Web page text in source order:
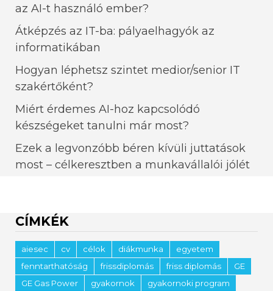
az AI-t használó ember?
Átképzés az IT-ba: pályaelhagyók az
informatikában
Hogyan léphetsz szintet medior/senior IT
szakértőként?
Miért érdemes AI-hoz kapcsolódó
készségeket tanulni már most?
Ezek a legvonzóbb béren kívüli juttatások
most – célkeresztben a munkavállalói jólét
CÍMKÉK
aiesec cv célok diákmunka
egyetem
fenntarthatóság
frissdiplomás friss diplomás
GE
GE Gas Power
gyakornok
gyakornoki program